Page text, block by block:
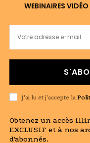
WEBINAIRES
J'ai lu et j'accepte la
Obtenez un accès
EXCLUSIF et à nos
d'abonnés.